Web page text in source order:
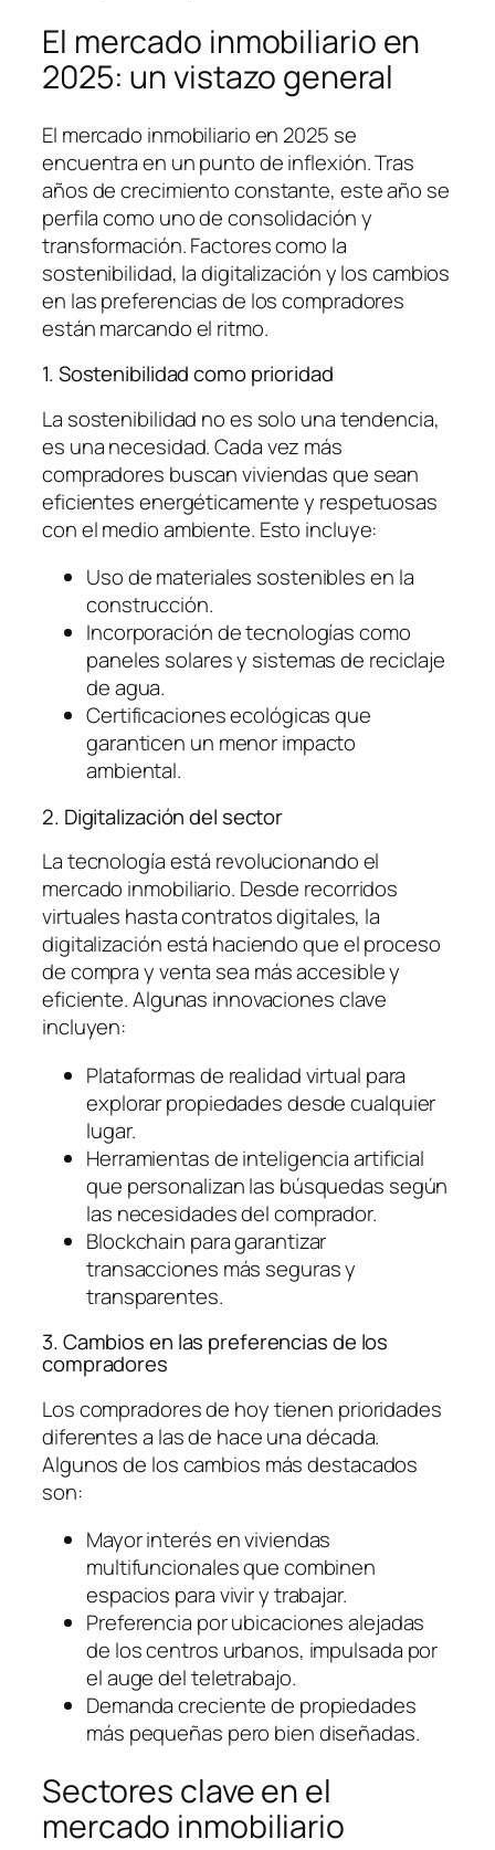
El mercado inmobiliario en
2025: un vistazo general
El mercado inmobiliario en 2025 se
encuentra en un punto de inflexión. Tras
años de crecimiento constante, este año se
perfila como uno de consolidación y
transformación. Factores como la
sostenibilidad, la digitalización y los cambios
en las preferencias de los compradores
están marcando el ritmo.
1. Sostenibilidad como prioridad
La sostenibilidad no es solo una tendencia,
es una necesidad. Cada vez más
compradores buscan viviendas que sean
eficientes energéticamente y respetuosas
con el medio ambiente. Esto incluye:
Uso de materiales sostenibles en la
construcción.
Incorporación de tecnologías como
paneles solares y sistemas de reciclaje
de agua.
Certificaciones ecológicas que
garanticen un menor impacto
ambiental.
2. Digitalización del sector
La tecnología está revolucionando el
mercado inmobiliario. Desde recorridos
virtuales hasta contratos digitales, la
digitalización está haciendo que el proceso
de compra y venta sea más accesible y
eficiente. Algunas innovaciones clave
incluyen:
Plataformas de realidad virtual para
explorar propiedades desde cualquier
lugar.
Herramientas de inteligencia artificial
que personalizan las búsquedas según
las necesidades del comprador.
Blockchain para garantizar
transacciones más seguras y
transparentes.
3. Cambios en las preferencias de los
compradores
Los compradores de hoy tienen prioridades
diferentes a las de hace una década.
Algunos de los cambios más destacados
son:
Mayor interés en viviendas
multifuncionales que combinen
espacios para vivir y trabajar.
Preferencia por ubicaciones alejadas
de los centros urbanos, impulsada por
el auge del teletrabajo.
Demanda creciente de propiedades
más pequeñas pero bien diseñadas.
Sectores clave en el
mercado inmobiliario